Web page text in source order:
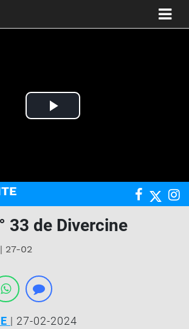
Play
33 de Divercine
27-02
| 27-02-2024